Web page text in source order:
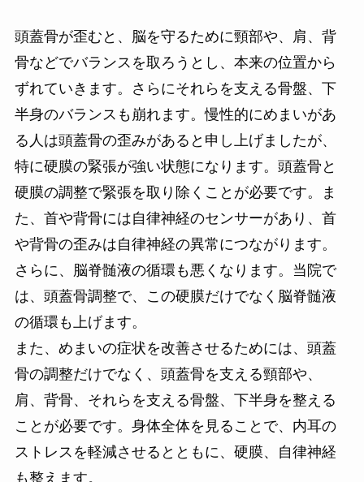
頭蓋骨が歪むと、脳を守るために頸部や、肩、背
骨などでバランスを取ろうとし、本来の位置から
ずれていきます。さらにそれらを支える骨盤、下
半身のバランスも崩れます。慢性的にめまいがあ
る人は頭蓋骨の歪みがあると申し上げましたが、
特に硬膜の緊張が強い状態になります。頭蓋骨と
硬膜の調整で緊張を取り除くことが必要です。ま
た、首や背骨には自律神経のセンサーがあり、首
や背骨の歪みは自律神経の異常につながります。
さらに、脳脊髄液の循環も悪くなります。当院で
は、頭蓋骨調整で、この硬膜だけでなく脳脊髄液
の循環も上げます。
また、めまいの症状を改善させるためには、頭蓋
骨の調整だけでなく、頭蓋骨を支える頸部や、
肩、背骨、それらを支える骨盤、下半身を整える
ことが必要です。身体全体を見ることで、内耳の
ストレスを軽減させるとともに、硬膜、自律神経
も整えます。